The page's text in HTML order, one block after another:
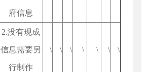
府信息
2.没有现成
信息需要另
行制作
\ \ \ \ \ \ \